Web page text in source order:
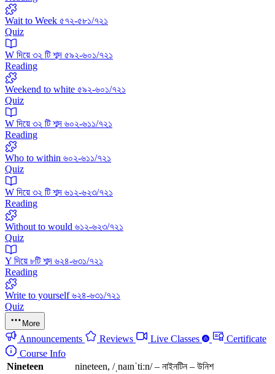
Wait to Week ৫৭২-৫৮১/৭২১
Quiz
W দিয়ে ৩২ টি শব্দ ৫৯২-৬০১/৭২১
Reading
Weekend to white ৫৯২-৬০১/৭২১
Quiz
W দিয়ে ৩২ টি শব্দ ৬০২-৬১১/৭২১
Reading
Who to within ৬০২-৬১১/৭২১
Quiz
W দিয়ে ৩২ টি শব্দ ৬১২-৬২৩/৭২১
Reading
Without to would ৬১২-৬২৩/৭২১
Quiz
Y দিয়ে ৮টি শব্দ ৬২৪-৬৩১/৭২১
Reading
Write to yourself ৬২৪-৬৩১/৭২১
Quiz
More
Announcements Reviews Live Classes
Certificate
Course Info
Nineteen
nineteen, /ˌnaɪnˈtiːn/ – নাইনটিন – উনিশ